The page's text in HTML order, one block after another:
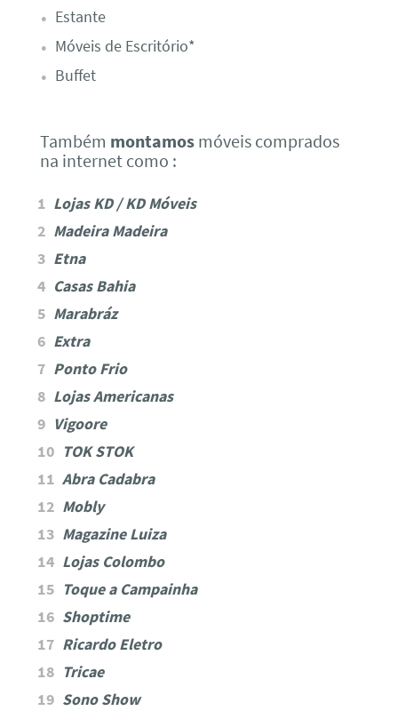
Estante
Móveis de Escritório*
Buffet
Também montamosmóveis comprados
na internet como :
Lojas KD / KD Móveis
Madeira Madeira
Etna
Casas Bahia
Marabráz
Extra
Ponto Frio
Lojas Americanas
Vigoore
TOK STOK
Abra Cadabra
Mobly
Magazine Luiza
Lojas Colombo
Toque a Campainha
Shoptime
Ricardo Eletro
Tricae
Sono Show